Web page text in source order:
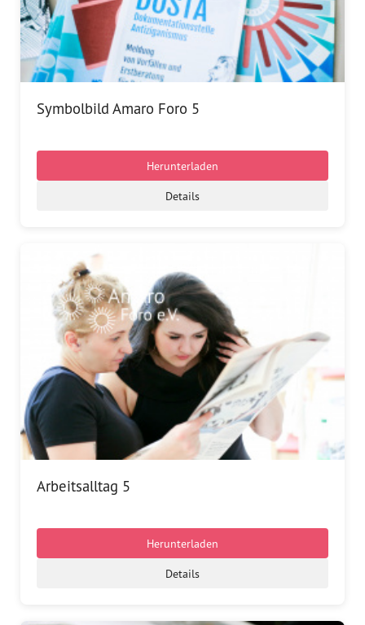
Symbolbild Amaro Foro 5
Herunterladen
Details
Arbeitsalltag 5
Herunterladen
Details